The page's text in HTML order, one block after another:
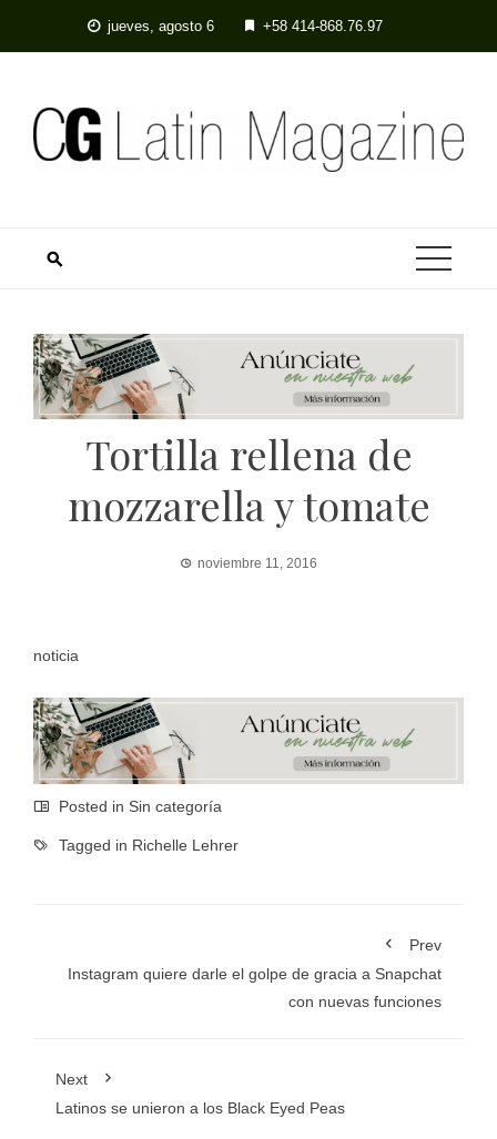
jueves, agosto 6 +58 414-868.76.97
Tortilla rellena de
mozzarella y tomate
noviembre 11, 2016
noticia
Posted in Sin categoría
Tagged in Richelle Lehrer
Prev
Instagram quiere darle el golpe de gracia a Snapchat
con nuevas funciones
Next
Latinos se unieron a los Black Eyed Peas